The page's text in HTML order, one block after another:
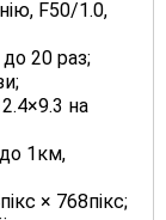
F50/1.0,
20 раз;
на
1км,
× 768пікс;